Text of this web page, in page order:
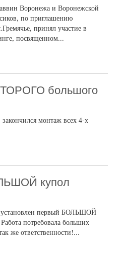
Воронежа и Воронежской
по приглашению
принял участие в
посвященном...
большого
закончился монтаж всех 4-х
купол
установлен первый БОЛЬШОЙ
потребовала больших
же ответственности!...